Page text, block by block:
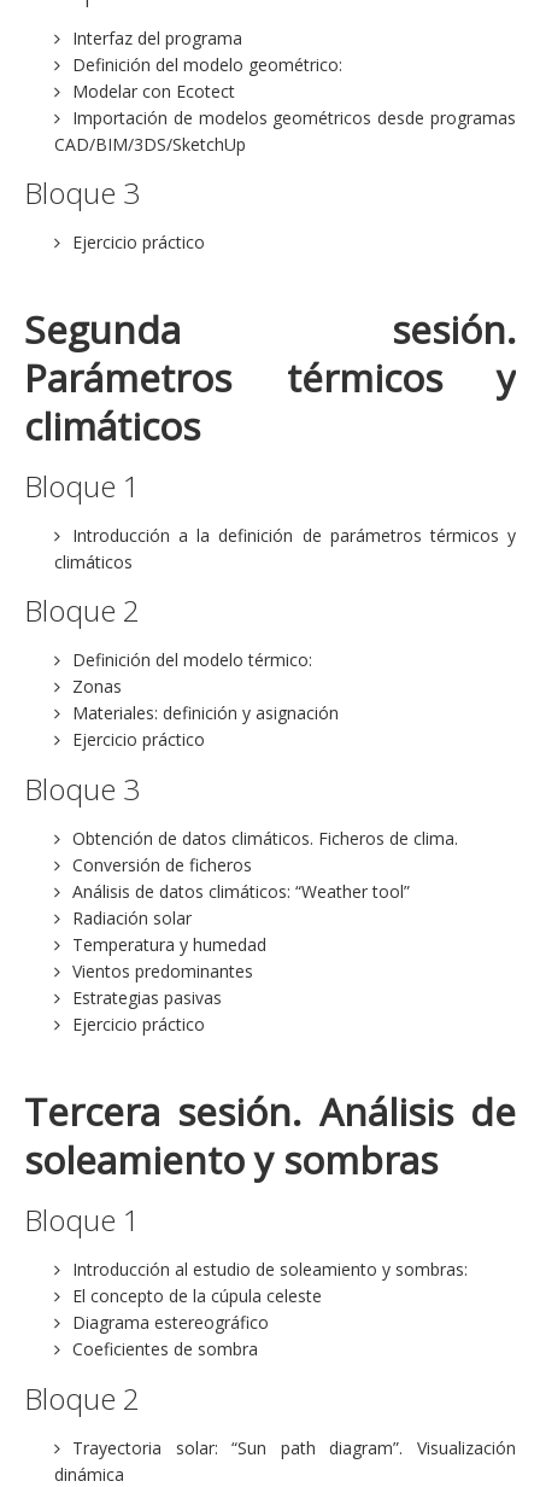
Interfaz del programa
Definición del modelo geométrico:
Modelar con Ecotect
Importación de modelos geométricos desde programas
CAD/BIM/3DS/SketchUp
Bloque 3
Ejercicio práctico
Segunda sesión.
Parámetros térmicos y
climáticos
Bloque 1
Introducción a la definición de parámetros térmicos y
climáticos
Bloque 2
Definición del modelo térmico:
Zonas
Materiales: definición y asignación
Ejercicio práctico
Bloque 3
Obtención de datos climáticos. Ficheros de clima.
Conversión de ficheros
Análisis de datos climáticos: “Weather tool”
Radiación solar
Temperatura y humedad
Vientos predominantes
Estrategias pasivas
Ejercicio práctico
Tercera sesión. Análisis de
soleamiento y sombras
Bloque 1
Introducción al estudio de soleamiento y sombras:
El concepto de la cúpula celeste
Diagrama estereográfico
Coeficientes de sombra
Bloque 2
Trayectoria solar: “Sun path diagram”. Visualización
dinámica